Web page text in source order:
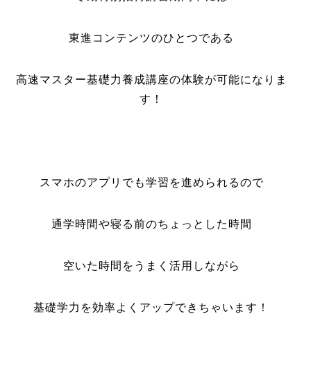
東進コンテンツのひとつである
高速マスター基礎力養成講座の体験が可能になりま
す！
スマホのアプリでも学習を進められるので
通学時間や寝る前のちょっとした時間
空いた時間をうまく活用しながら
基礎学力を効率よくアップできちゃいます！